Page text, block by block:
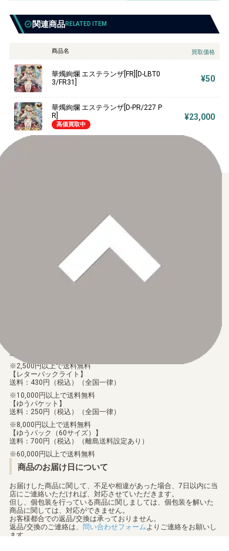
関連商品RELATED ITEM
商品名 買取価格
華燭絢爛 エステランザ[FR][D-LBT0
3/FR31]
¥50
華燭絢爛 エステランザ[D-PR/227 P
R]
高価買取中
¥23,000
各種ブランドのカードをご利用いただけます。
【Paidy（後払い/コンビニ払い）】
お支払後の在庫確保となりますため、お早めにお支払をお願いし
なお、お支払口座は、注文確認メールに記載しております。
振込手数料はお客様負担となります。
送料：100円（税込）（全国一律）
2,500円以上で送料無料
【レターパックライト】
送料：430円（税込）（全国一律）
10,000円以上で送料無料
【ゆうパケット】
送料：250円（税込）（全国一律）
8,000円以上で送料無料
【ゆうパック（60サイズ）】
送料：700円（税込）（離島送料設定あり）
60,000円以上で送料無料
商品のお届け日について
お届けした商品に関して、不足や相違があった場合、7日以内に当
店にご連絡いただければ、対応させていただきます。
但し、個包装を行っている商品に関しましては、個包装を解いた
商品に関しては、対応ができません。
お客様都合での返品/交換は承っておりません。
返品/交換のご連絡は、 問い合わせフォームよりご連絡をお願いし
ます。